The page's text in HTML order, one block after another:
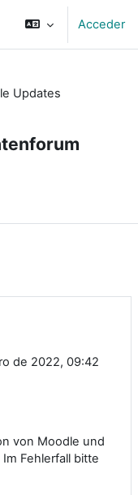
Acceder
Updates
de 2022, 09:42
von Moodle und
Fehlerfall bitte